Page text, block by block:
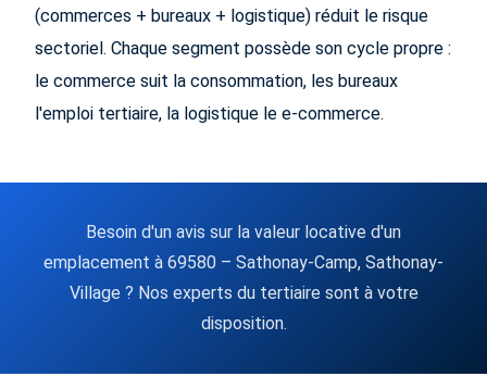
(commerces + bureaux + logistique) réduit le risque
sectoriel. Chaque segment possède son cycle propre :
le commerce suit la consommation, les bureaux
l'emploi tertiaire, la logistique le e-commerce.
Besoin d'un avis sur la valeur locative d'un
emplacement à 69580 – Sathonay-Camp, Sathonay-
Village ? Nos experts du tertiaire sont à votre
disposition.